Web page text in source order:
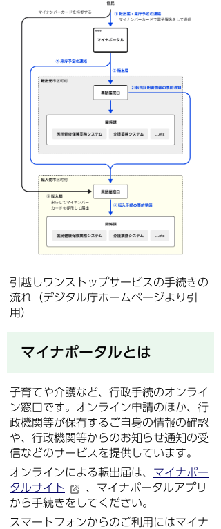
引越しワンストップサービスの手続きの
流れ（デジタル庁ホームページより引
用）
マイナポータルとは
子育てや介護など、行政手続のオンライ
ン窓口です。オンライン申請のほか、行
政機関等が保有するご自身の情報の確認
や、行政機関等からのお知らせ通知の受
信などのサービスを提供しています。
オンラインによる転出届は、 マイナポー
タルサイト
、マイナポータルアプリ
から手続きをしてください。
スマートフォンからのご利用にはマイナ